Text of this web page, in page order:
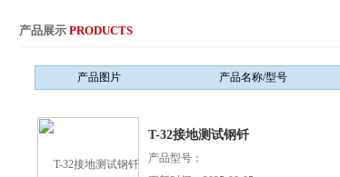
产品展示 PRODUCTS
产品图片 产品名称/型号
T-32接地测试钢钎
产品型号：